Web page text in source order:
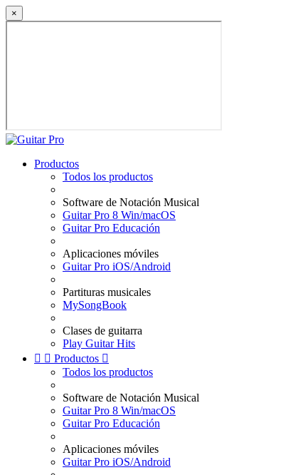
×
Productos
Todos los productos
Software de Notación Musical
Guitar Pro 8 Win/macOS
Guitar Pro Educación
Aplicaciones móviles
Guitar Pro iOS/Android
Partituras musicales
MySongBook
Clases de guitarra
Play Guitar Hits
  Productos 
Todos los productos
Software de Notación Musical
Guitar Pro 8 Win/macOS
Guitar Pro Educación
Aplicaciones móviles
Guitar Pro iOS/Android